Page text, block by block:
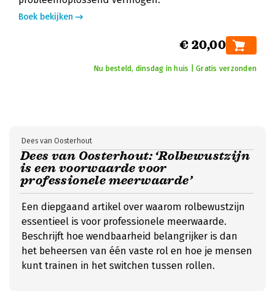
Boek bekijken
€ 20,00
Nu besteld, dinsdag in huis | Gratis verzonden
Dees van Oosterhout: ‘Rolbewustzijn
is een voorwaarde voor
professionele meerwaarde’
Dees van Oosterhout
Een diepgaand artikel over waarom rolbewustzijn
essentieel is voor professionele meerwaarde.
Beschrijft hoe wendbaarheid belangrijker is dan
het beheersen van één vaste rol en hoe je mensen
kunt trainen in het switchen tussen rollen.